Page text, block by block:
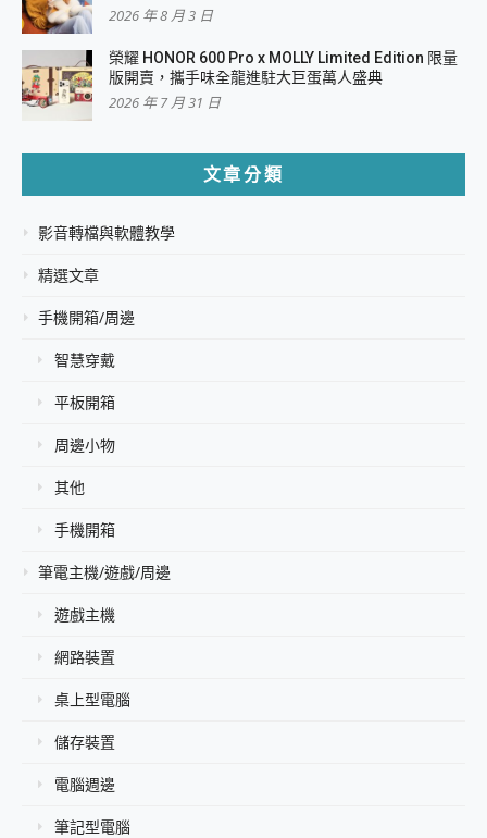
2026 年 8 月 3 日
榮耀 HONOR 600 Pro x MOLLY Limited Edition 限量
版開賣，攜手味全龍進駐大巨蛋萬人盛典
2026 年 7 月 31 日
文章分類
影音轉檔與軟體教學
精選文章
手機開箱/周邊
智慧穿戴
平板開箱
周邊小物
其他
手機開箱
筆電主機/遊戲/周邊
遊戲主機
網路裝置
桌上型電腦
儲存裝置
電腦週邊
筆記型電腦